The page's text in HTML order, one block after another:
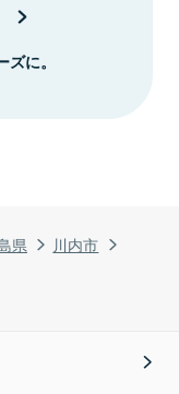
県
川内市
に。